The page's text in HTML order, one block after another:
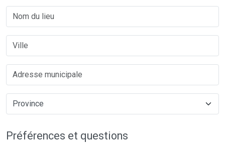
Préférences et questions